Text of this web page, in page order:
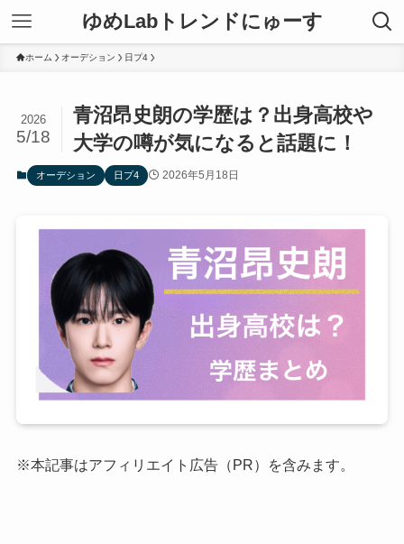
ゆめLabトレンドにゅーす
ホーム オーデション 日プ4
青沼昂史朗の学歴は？出身高校や
大学の噂が気になると話題に！
2026
5/18
オーデション 日プ4 2026年5月18日
※本記事はアフィリエイト広告（PR）を含みます。